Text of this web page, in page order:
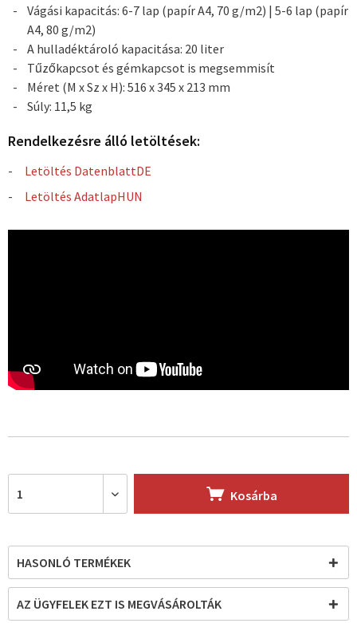
Vágási kapacitás: 6-7 lap (papír A4, 70 g/m2) | 5-6 lap (papír
A4, 80 g/m2)
A hulladéktároló kapacitása: 20 liter
Tűzőkapcsot és gémkapcsot is megsemmisít
Méret (M x Sz x H): 516 x 345 x 213 mm
Súly: 11,5 kg
Rendelkezésre álló letöltések:
Letöltés DatenblattDE
Letöltés AdatlapHUN
Kosárba
HASONLÓ TERMÉKEK
AZ ÜGYFELEK EZT IS MEGVÁSÁROLTÁK